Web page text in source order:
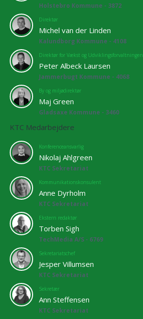
Holstebro Kommune - 3872
Direktør
Michel van der Linden
Kalundborg Kommune - 4108
Direktør for Vækst og Udviklingsforvaltningen
Peter Albeck Laursen
Jammerbugt Kommune - 4068
By og miljødirektør
Maj Green
Gladsaxe Kommune - 3460
KTC Medarbejdere
Konferenceansvarlig
Nikolaj Ahlgreen
KTC Sekretariat
Kommunikationskonsulent
Anne Dyrholm
KTC Sekretariat
Ekstern redaktør
Torben Sigh
TechMedia A/S - 6769
Sekretariatschef
Jesper Villumsen
KTC Sekretariat
Sekretær
Ann Steffensen
KTC Sekretariat